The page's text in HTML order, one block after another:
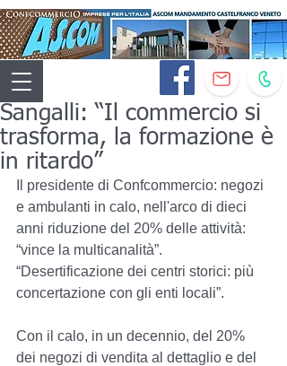
Sangalli: “Il commercio si
trasforma, la formazione è
in ritardo”
Il presidente di Confcommercio: negozi
e ambulanti in calo, nell'arco di dieci
anni riduzione del 20% delle attività:
“vince la multicanalità”.
“Desertificazione dei centri storici: più
concertazione con gli enti locali”.
Con il calo, in un decennio, del 20%
dei negozi di vendita al dettaglio e del